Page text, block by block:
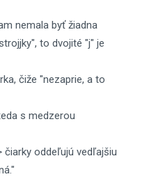
nemala byť žiadna
to dvojité "j" je
čiže "nezaprie, a to
s medzerou
čiarky oddeľujú vedľajšiu